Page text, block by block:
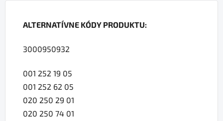
ALTERNATÍVNE KÓDY PRODUKTU:
3000950932
001 252 19 05
001 252 62 05
020 250 29 01
020 250 74 01